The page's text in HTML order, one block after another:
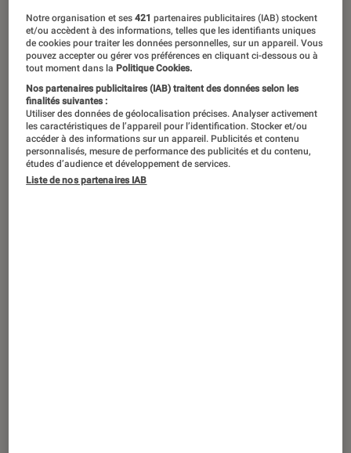
Notre organisation et ses421 partenaires publicitaires (IAB) stockent
et/ou accèdent à des informations, telles que les identifiants uniques
de cookies pour traiter les données personnelles, sur un appareil. Vous
pouvez accepter ou gérer vos préférences en cliquant ci-dessous ou à
tout moment dans la Politique Cookies.
Nos partenaires publicitaires (IAB) traitent des données selon les
finalités suivantes :
Utiliser des données de géolocalisation précises. Analyser activement
les caractéristiques de l’appareil pour l’identification. Stocker et/ou
accéder à des informations sur un appareil. Publicités et contenu
personnalisés, mesure de performance des publicités et du contenu,
études d’audience et développement de services.
Liste de nos partenaires IAB